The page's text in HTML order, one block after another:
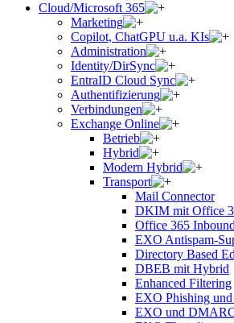
Cloud/Microsoft 365
Marketing
Copilot, ChatGPU u.a. KIs
Administration
Identity/DirSync
EntraID Cloud Sync
Authentifizierung
Verbindungen
Exchange Online
Betrieb
Hybrid
Modern Hybrid
Transport
Mail Connector
DKIM mit Office
Office 365
EXO Antispam-
Directory Based
DBEB mit Hybrid
Enhanced Filtering
EXO Phishing
EXO und